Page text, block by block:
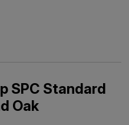
SPC Standard
Oak